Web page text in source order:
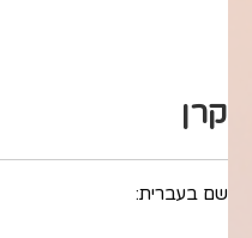
קרן
שם בעברית: